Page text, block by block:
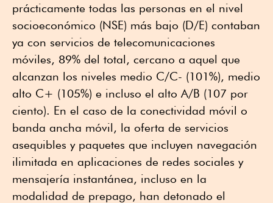
prácticamente todas las personas en el nivel
socioeconómico (NSE) más bajo (D/E) contaban
ya con servicios de telecomunicaciones
móviles, 89% del total, cercano a aquel que
alcanzan los niveles medio C/C- (101%), medio
alto C+ (105%) e incluso el alto A/B (107 por
ciento). En el caso de la conectividad móvil o
banda ancha móvil, la oferta de servicios
asequibles y paquetes que incluyen navegación
ilimitada en aplicaciones de redes sociales y
mensajería instantánea, incluso en la
modalidad de prepago, han detonado el